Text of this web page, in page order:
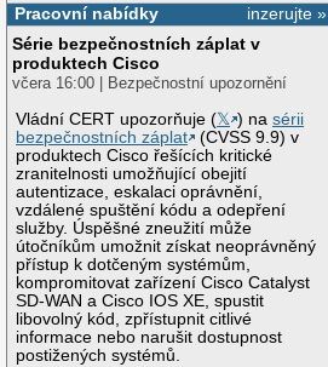
inzerujte »
Pracovní nabídky
Série bezpečnostních záplat v
produktech Cisco
včera 16:00 | Bezpečnostní upozornění
Vládní CERT upozorňuje (𝕏 ) nasérii
bezpečnostních záplat
(CVSS 9.9) v
produktech Cisco řešících kritické
zranitelnosti umožňující obejití
autentizace, eskalaci oprávnění,
vzdálené spuštění kódu a odepření
služby. Úspěšné zneužití může
útočníkům umožnit získat neoprávněný
přístup k dotčeným systémům,
kompromitovat zařízení Cisco Catalyst
SD-WAN a Cisco IOS XE, spustit
libovolný kód, zpřístupnit citlivé
informace nebo narušit dostupnost
postižených systémů.